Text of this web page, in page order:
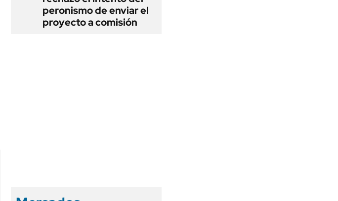
peronismo de enviar el
proyecto a comisión